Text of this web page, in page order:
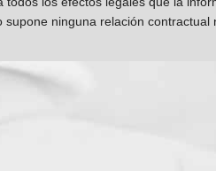
ninguna relación contractual